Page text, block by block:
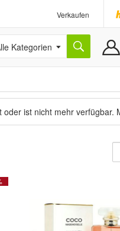
Verkaufen
Kategorien
ist nicht mehr verfügbar.